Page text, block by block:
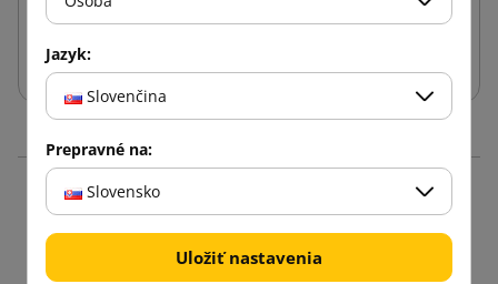
Produkty v rovnakej
kategórii: 16
Jazyk:
Slovenčina
Prepravné na:
Slovensko
Uložiť nastavenia